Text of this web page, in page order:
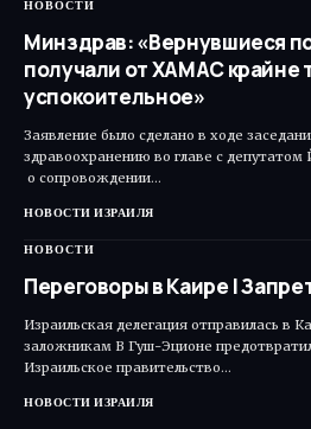
НОВОСТИ
Минздрав: «Вернувшиеся
получали от ХАМАС крайне
успокоительное»
Заявление было сделано в ходе
здравоохранению во главе с
о сопровождении…
НОВОСТИ ИЗРАИЛЯ
НОВОСТИ
Переговоры в Каире |
Израильская делегация отправилась в
заложникам В Гуш-Эционе
Израильское правительство…
НОВОСТИ ИЗРАИЛЯ